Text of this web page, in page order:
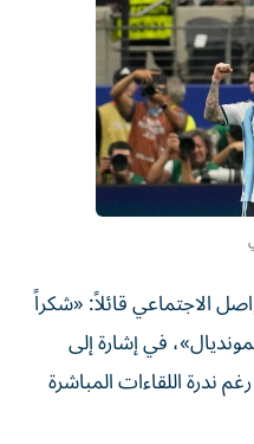
الاجتماعي قائلاً: «شكراً
في إشارة إلى
ندرة اللقاءات المباشرة